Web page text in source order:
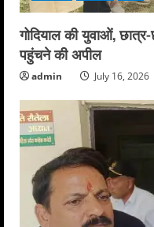
गोदियाल की युवाओं,
पहुंचने की अपील
admin July 16, 2026